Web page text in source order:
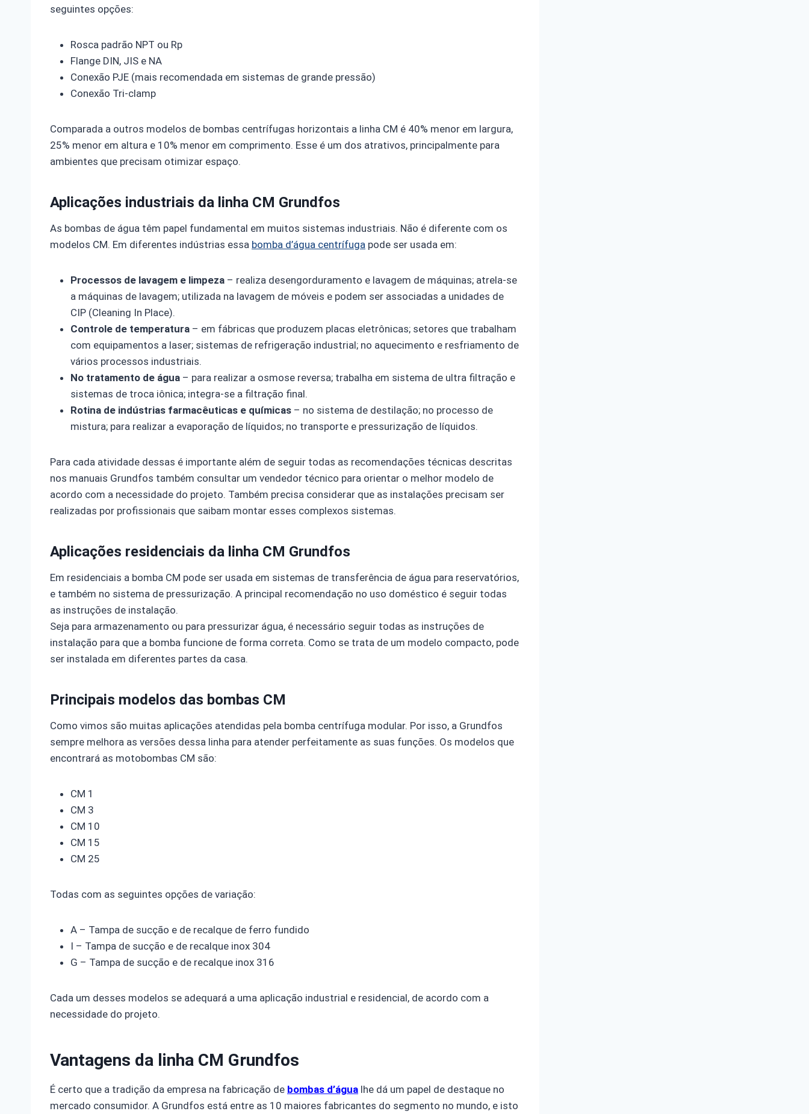
seguintes opções:
Rosca padrão NPT ou Rp
Flange DIN, JIS e NA
Conexão PJE (mais recomendada em sistemas de grande pressão)
Conexão Tri-clamp
Comparada a outros modelos de bombas centrífugas horizontais a linha CM é 40% menor em largura,
25% menor em altura e 10% menor em comprimento. Esse é um dos atrativos, principalmente para
ambientes que precisam otimizar espaço.
Aplicações industriais da linha CM Grundfos
As bombas de água têm papel fundamental em muitos sistemas industriais. Não é diferente com os
modelos CM. Em diferentes indústrias essa bomba d’água centrífuga pode ser usada em:
Processos de lavagem e limpeza – realiza desengorduramento e lavagem de máquinas; atrela-se
a máquinas de lavagem; utilizada na lavagem de móveis e podem ser associadas a unidades de
CIP (Cleaning In Place).
Controle de temperatura – em fábricas que produzem placas eletrônicas; setores que trabalham
com equipamentos a laser; sistemas de refrigeração industrial; no aquecimento e resfriamento de
vários processos industriais.
No tratamento de água – para realizar a osmose reversa; trabalha em sistema de ultra filtração e
sistemas de troca iônica; integra-se a filtração final.
Rotina de indústrias farmacêuticas e químicas – no sistema de destilação; no processo de
mistura; para realizar a evaporação de líquidos; no transporte e pressurização de líquidos.
Para cada atividade dessas é importante além de seguir todas as recomendações técnicas descritas
nos manuais Grundfos também consultar um vendedor técnico para orientar o melhor modelo de
acordo com a necessidade do projeto. Também precisa considerar que as instalações precisam ser
realizadas por profissionais que saibam montar esses complexos sistemas.
Aplicações residenciais da linha CM Grundfos
Em residenciais a bomba CM pode ser usada em sistemas de transferência de água para reservatórios,
e também no sistema de pressurização. A principal recomendação no uso doméstico é seguir todas
as instruções de instalação.
Seja para armazenamento ou para pressurizar água, é necessário seguir todas as instruções de
instalação para que a bomba funcione de forma correta. Como se trata de um modelo compacto, pode
ser instalada em diferentes partes da casa.
Principais modelos das bombas CM
Como vimos são muitas aplicações atendidas pela bomba centrífuga modular. Por isso, a Grundfos
sempre melhora as versões dessa linha para atender perfeitamente as suas funções. Os modelos que
encontrará as motobombas CM são:
CM 1
CM 3
CM 10
CM 15
CM 25
Todas com as seguintes opções de variação:
A – Tampa de sucção e de recalque de ferro fundido
I – Tampa de sucção e de recalque inox 304
G – Tampa de sucção e de recalque inox 316
Cada um desses modelos se adequará a uma aplicação industrial e residencial, de acordo com a
necessidade do projeto.
Vantagens da linha CM Grundfos
É certo que a tradição da empresa na fabricação de bombas d’água lhe dá um papel de destaque no
mercado consumidor. A Grundfos está entre as 10 maiores fabricantes do segmento no mundo, e isto